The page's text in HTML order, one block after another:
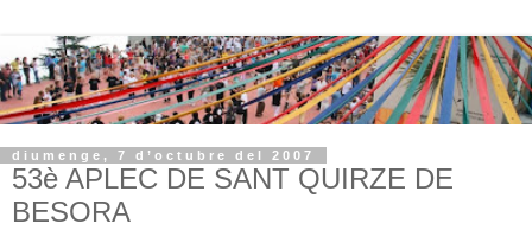
diumenge, 7 d’octubre del 2007
53è APLEC DE SANT QUIRZE DE
BESORA